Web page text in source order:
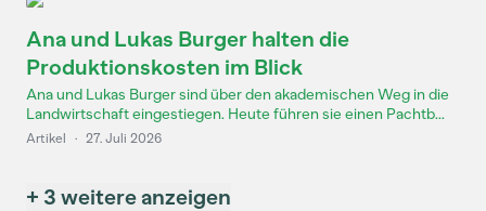
Ana und Lukas Burger halten die
Produktionskosten im Blick
Ana und Lukas Burger sind über den akademischen Weg in die
Landwirtschaft eingestiegen. Heute führen sie einen Pachtb...
Artikel · 27. Juli 2026
+ 3 weitere anzeigen